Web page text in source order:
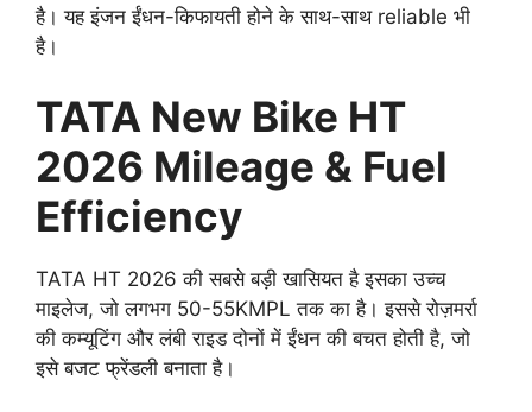
है। यह इंजन ईंधन-किफायती होने के साथ-साथ reliable भी
है।
TATA New Bike HT
2026 Mileage & Fuel
Efficiency
TATA HT 2026 की सबसे बड़ी खासियत है इसका उच्च
माइलेज, जो लगभग 50-55KMPL तक का है। इससे रोज़मर्रा
की कम्यूटिंग और लंबी राइड दोनों में ईंधन की बचत होती है, जो
इसे बजट फ्रेंडली बनाता है।